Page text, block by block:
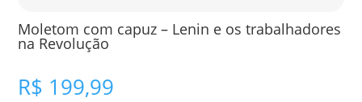
Moletom com capuz – Lenin e os trabalhadores
na Revolução
R$ 199,99